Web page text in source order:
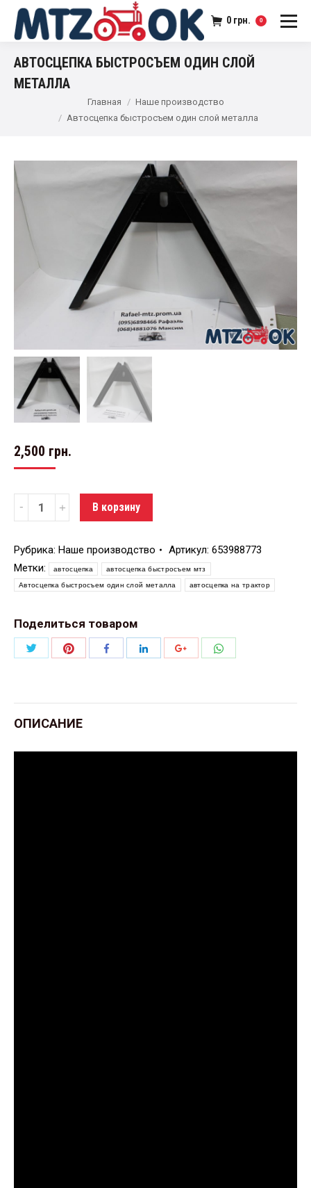
0 грн. 0
АВТОСЦЕПКА БЫСТРОСЪЕМ ОДИН СЛОЙ
МЕТАЛЛА
Главная
Наше производство
Автосцепка быстросъем один слой металла
2,500 грн.
Количество В корзину
Рубрика: Наше производство Артикул: 653988773
Метки:
автосцепка автосцепка быстросъем мтз
Автосцепка быстросъем один слой металла автосцепка на трактор
Поделиться товаром
ПоделитьсяПоделитьсяПоделитьсяПоделитьсяПоделиться
ОПИСАНИЕ